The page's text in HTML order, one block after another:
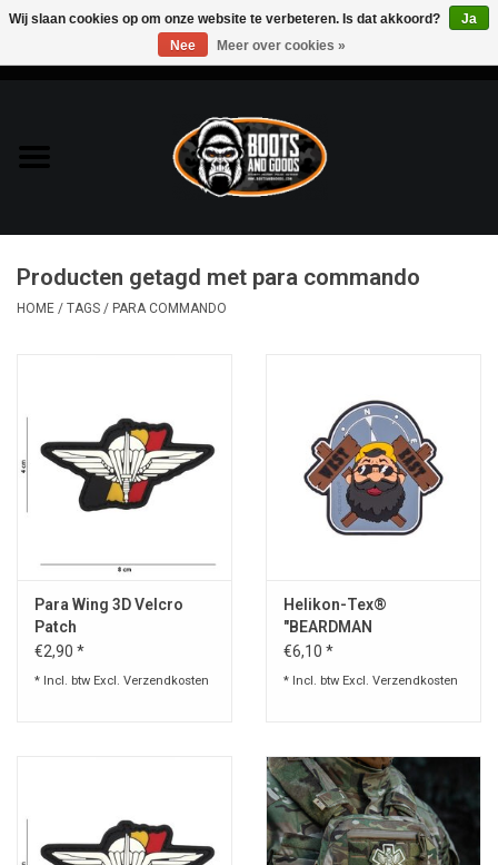
Bags & Packs
Bescherming
Messen & Multitools
Schoenen
Survival
Producten getagd met para commando
HOME / TAGS / PARA COMMANDO
Para Wing 3D Velcro
Patch
€2,90 *
* Incl. btw Excl. Verzendkosten
Helikon-Tex®
"BEARDMAN
BUSHCRAFT" PATCH
€6,10 *
* Incl. btw Excl. Verzendkosten
Wij slaan cookies op om onze website te verbeteren. Is dat akkoord?
Ja
Nee
Meer over cookies »